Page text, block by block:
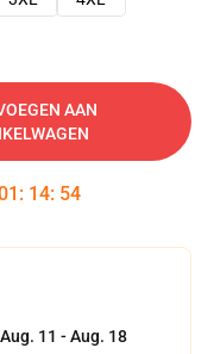
AAN
: 14: 54
Aug. 11 - Aug. 18